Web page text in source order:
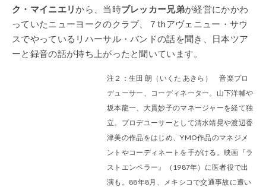
ク・マイニエリから、当時ブレッカー兄弟が経営にかかわ
っていたニューヨークのクラブ、７thアヴェニュー・サウ
スでやっているリハーサル・バンドの話を聞き、日本ツア
ーと録音の話が持ち上がったと聞いています。
注２：生田 朗（いくた あきら） 音楽プロ
デューサー、コーディネーター。山下洋輔や
坂本龍一、大貫妙子のマネージャーを経て独
立。プロデユーサーとして清水靖晃や渡辺香
津美の作品をはじめ、YMO作品のマネジメ
ントやコーディネートを手がける。映画『ラ
ストエンペラー』（1987年）に医者役で出
演も。88年8月、メキシコで交通事故に遭い